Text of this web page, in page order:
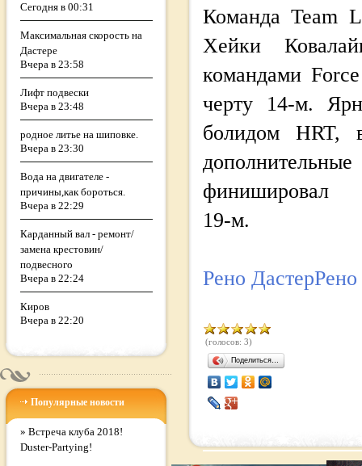
Сегодня в 00:31
Максимальная скорость на
Дастере
Вчера в 23:58
Лифт подвески
Вчера в 23:48
родное литье на шиповке.
Вчера в 23:30
Вода на двигателе -
причины,как бороться.
Вчера в 22:29
Карданный вал - ремонт/
замена крестовин/
подвесного
Вчера в 22:24
Киров
Вчера в 22:20
Популярные новости
» Встреча клуба 2018!
Duster-Partying!
Команда Team
Хейки
командами
черту 14-м.
болидом HRT,
финишировал
19-м.
Рено ДастерРено
(голосов: 3)
Поделиться…